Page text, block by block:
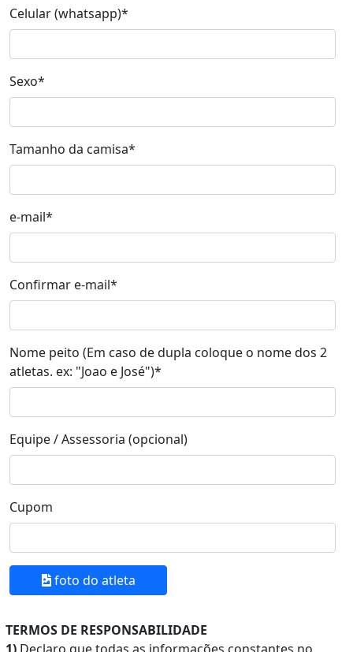
Celular (whatsapp)*
Sexo*
Tamanho da camisa*
e-mail*
Confirmar e-mail*
Nome peito (Em caso de dupla coloque o nome dos 2
atletas. ex: "Joao e José")*
Equipe / Assessoria (opcional)
Cupom
foto do atleta
TERMOS DE RESPONSABILIDADE